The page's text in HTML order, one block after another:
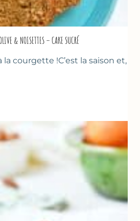
& NOISETTES – CAKE SUCRÉ
courgette !C’est la saison et,